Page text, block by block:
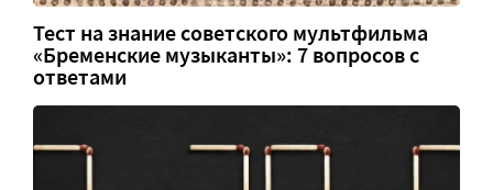
Тест на знание советского мультфильма
«Бременские музыканты»: 7 вопросов с
ответами